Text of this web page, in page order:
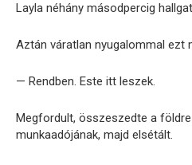
Layla néhány másodpercig
Aztán váratlan nyugalommal ezt
— Rendben. Este itt leszek.
Megfordult, összeszedte a
munkaadójának, majd elsétált.